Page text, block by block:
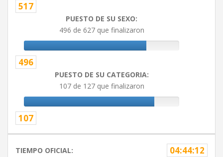
517
PUESTO DE SU SEXO:
496 de 627 que finalizaron
496
PUESTO DE SU CATEGORIA:
107 de 127 que finalizaron
107
TIEMPO OFICIAL: 04:44:12